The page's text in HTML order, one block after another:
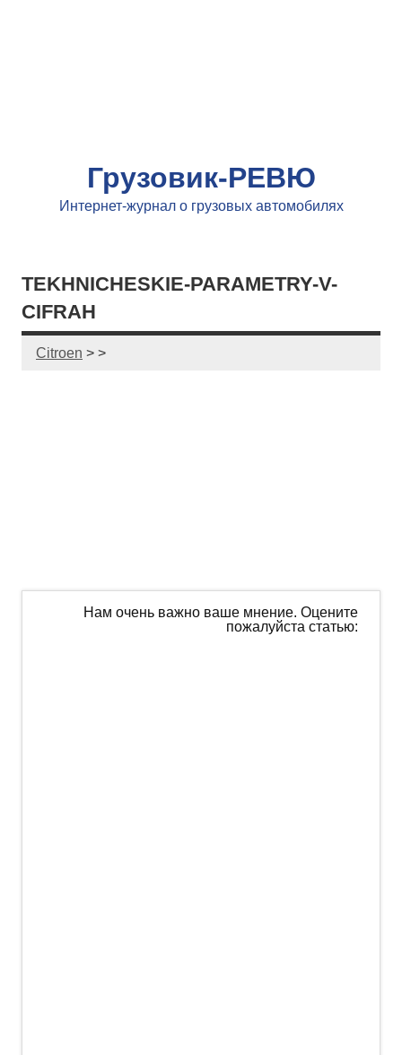
Грузовик-РЕВЮ
Интернет-журнал о грузовых автомобилях
TEKHNICHESKIE-PARAMETRY-V-
CIFRAH
Citroen > >
Нам очень важно ваше мнение. Оцените
пожалуйста статью: